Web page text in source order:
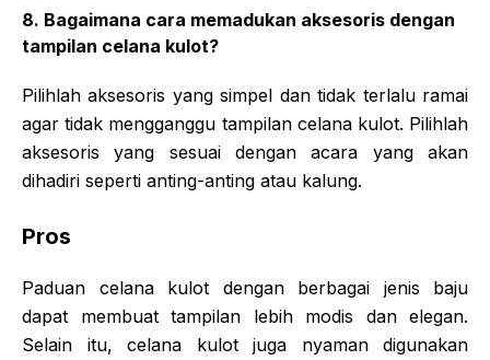
8. Bagaimana cara memadukan aksesoris dengan
tampilan celana kulot?
Pilihlah aksesoris yang simpel dan tidak terlalu ramai
agar tidak mengganggu tampilan celana kulot. Pilihlah
aksesoris yang sesuai dengan acara yang akan
dihadiri seperti anting-anting atau kalung.
Pros
Paduan celana kulot dengan berbagai jenis baju
dapat membuat tampilan lebih modis dan elegan.
Selain itu, celana kulot juga nyaman digunakan